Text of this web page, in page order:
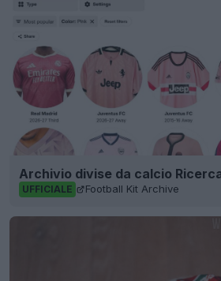
Archivio divise da calcio
UFFICIALE Football Kit Archive